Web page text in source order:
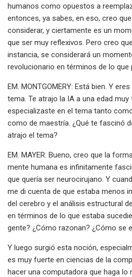
humanos como opuestos a
entonces, ya sabes, en eso, creo
considerar, y ciertamente es un
que ser muy reflexivos. Pero creo
instancia, se considerará un
revolucionario en términos de lo que
EM. MONTGOMERY: Está bien. Y
tema. Te atrajo la IA a una edad
especializaste en el tema tanto
como de maestría. ¿Qué te fascinó
atrajo el tema?
EM. MAYER: Bueno, creo que la
mente humana es infinitamente
que quería ser neurocirujano. Y
me di cuenta de que estaba menos
del cerebro y el análisis estructural
en términos de lo que estaba
gente? ¿Cómo razonan? ¿Cómo se
Y luego surgió esta noción,
es muy fuerte en ciencias de la
hacer una computadora que haga lo